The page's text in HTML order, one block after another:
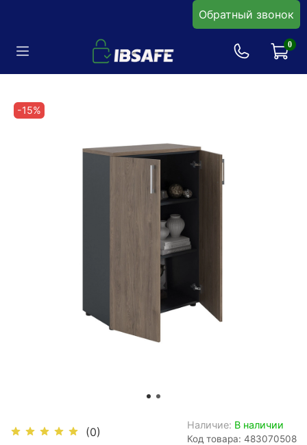
Обратный звонок
0
-15%
(0)
Наличие: В наличии
Код товара: 483070508